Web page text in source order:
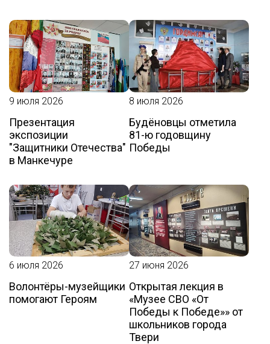
9 июля 2026
Презентация
экспозиции
"Защитники Отечества"
в Манкечуре
8 июля 2026
Будёновцы отметила
81-ю годовщину
Победы
6 июля 2026
Волонтёры-музейщики
помогают Героям
27 июня 2026
Открытая лекция в
«Музее СВО «От
Победы к Победе»» от
школьников города
Твери